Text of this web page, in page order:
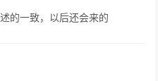
的一致，以后还会来的